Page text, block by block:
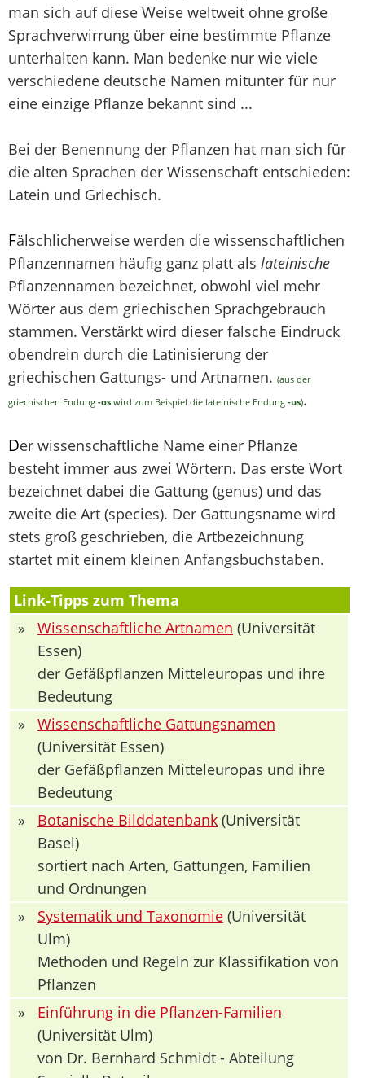
man sich auf diese Weise weltweit ohne große
Sprachverwirrung über eine bestimmte Pflanze
unterhalten kann. Man bedenke nur wie viele
verschiedene deutsche Namen mitunter für nur
eine einzige Pflanze bekannt sind ...
Bei der Benennung der Pflanzen hat man sich für
die alten Sprachen der Wissenschaft entschieden:
Latein und Griechisch.
Fälschlicherweise werden die wissenschaftlichen
Pflanzennamen häufig ganz platt als lateinische
Pflanzennamen bezeichnet, obwohl viel mehr
Wörter aus dem griechischen Sprachgebrauch
stammen. Verstärkt wird dieser falsche Eindruck
obendrein durch die Latinisierung der
griechischen Gattungs- und Artnamen. (aus der
griechischen Endung -os wird zum Beispiel die lateinische Endung -us).
Der wissenschaftliche Name einer Pflanze
besteht immer aus zwei Wörtern. Das erste Wort
bezeichnet dabei die Gattung (genus) und das
zweite die Art (species). Der Gattungsname wird
stets groß geschrieben, die Artbezeichnung
startet mit einem kleinen Anfangsbuchstaben.
Link-Tipps zum Thema
»
Wissenschaftliche Artnamen (Universität
Essen)
der Gefäßpflanzen Mitteleuropas und ihre
Bedeutung
»
Wissenschaftliche Gattungsnamen
(Universität Essen)
der Gefäßpflanzen Mitteleuropas und ihre
Bedeutung
»
Botanische Bilddatenbank (Universität
Basel)
sortiert nach Arten, Gattungen, Familien
und Ordnungen
»
Systematik und Taxonomie (Universität
Ulm)
Methoden und Regeln zur Klassifikation von
Pflanzen
»
Einführung in die Pflanzen-Familien
(Universität Ulm)
von Dr. Bernhard Schmidt - Abteilung